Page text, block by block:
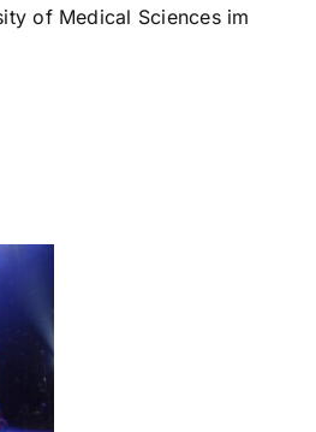
of Medical Sciences im